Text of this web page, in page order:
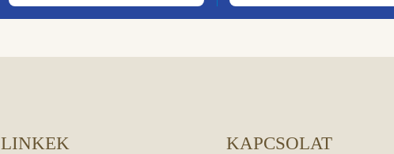
LINKEK KAPCSOLAT